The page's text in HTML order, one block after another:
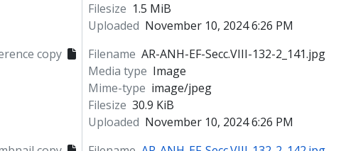
Filesize 1.5 MiB
Uploaded November 10, 2024 6:26 PM
copy
Filename AR-ANH-EF-Secc.VIII-132-2_141.jpg
Media type Image
Mime-type image/jpeg
Filesize 30.9 KiB
Uploaded November 10, 2024 6:26 PM